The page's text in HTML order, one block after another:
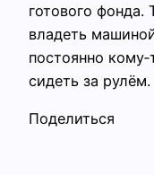
готового фонда.
владеть
постоянно
сидеть за рулём.
Поделиться